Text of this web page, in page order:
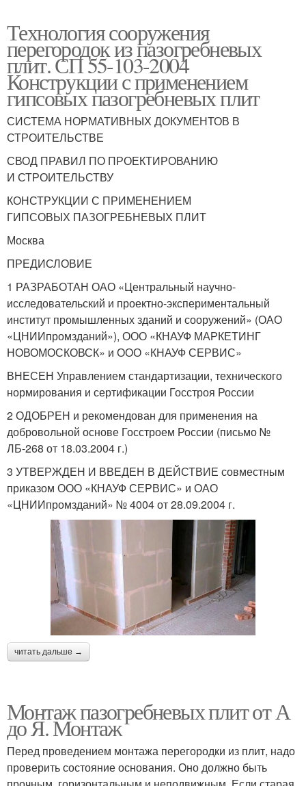
Технология сооружения
перегородок из пазогребневых
плит. СП 55-103-2004
Конструкции с применением
гипсовых пазогребневых плит
СИСТЕМА НОРМАТИВНЫХ ДОКУМЕНТОВ В
СТРОИТЕЛЬСТВЕ
СВОД ПРАВИЛ ПО ПРОЕКТИРОВАНИЮ
И СТРОИТЕЛЬСТВУ
КОНСТРУКЦИИ С ПРИМЕНЕНИЕМ
ГИПСОВЫХ ПАЗОГРЕБНЕВЫХ ПЛИТ
Москва
ПРЕДИСЛОВИЕ
1 РАЗРАБОТАН ОАО «Центральный научно-
исследовательский и проектно-экспериментальный
институт промышленных зданий и сооружений» (ОАО
«ЦНИИпромзданий»), ООО «КНАУФ МАРКЕТИНГ
НОВОМОСКОВСК» и ООО «КНАУФ СЕРВИС»
ВНЕСЕН Управлением стандартизации, технического
нормирования и сертификации Госстроя России
2 ОДОБРЕН и рекомендован для применения на
добровольной основе Госстроем России (письмо №
ЛБ-268 от 18.03.2004 г.)
3 УТВЕРЖДЕН И ВВЕДЕН В ДЕЙСТВИЕ совместным
приказом ООО «КНАУФ СЕРВИС» и ОАО
«ЦНИИпромзданий» № 4004 от 28.09.2004 г.
читать дальше →
Монтаж пазогребневых плит от А
до Я. Монтаж
Перед проведением монтажа перегородки из плит, надо
проверить состояние основания. Оно должно быть